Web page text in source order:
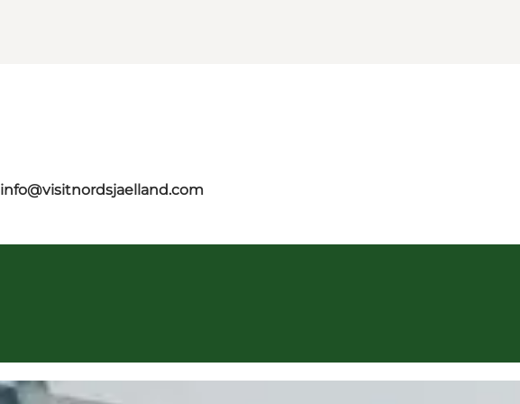
info@visitnordsjaelland.com